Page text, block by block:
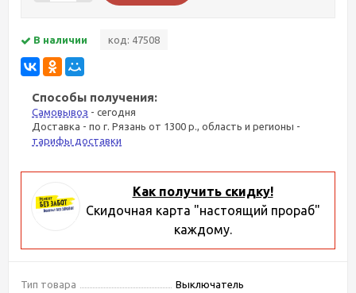
В наличии код: 47508
Способы получения:
Самовывоз - сегодня
Доставка - по г. Рязань от 1300 р., область и регионы -
тарифы доставки
Как получить скидку!
Скидочная карта "настоящий прораб"
каждому.
Тип товара
Выключатель